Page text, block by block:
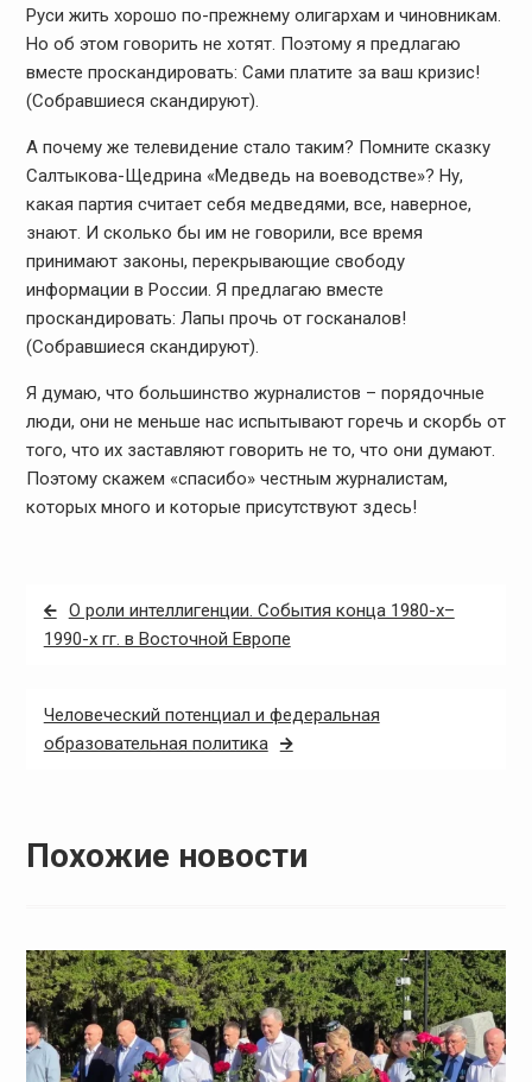
Руси жить хорошо по-прежнему олигархам и чиновникам.
Но об этом говорить не хотят. Поэтому я предлагаю
вместе проскандировать: Сами платите за ваш кризис!
(Собравшиеся скандируют).
А почему же телевидение стало таким? Помните сказку
Салтыкова-Щедрина «Медведь на воеводстве»? Ну,
какая партия считает себя медведями, все, наверное,
знают. И сколько бы им не говорили, все время
принимают законы, перекрывающие свободу
информации в России. Я предлагаю вместе
проскандировать: Лапы прочь от госканалов!
(Собравшиеся скандируют).
Я думаю, что большинство журналистов – порядочные
люди, они не меньше нас испытывают горечь и скорбь от
того, что их заставляют говорить не то, что они думают.
Поэтому скажем «спасибо» честным журналистам,
которых много и которые присутствуют здесь!
Навигация
по
О роли интеллигенции. События конца 1980-х–
1990-х гг. в Восточной Европе
Человеческий потенциал и федеральная
образовательная политика
Похожие новости